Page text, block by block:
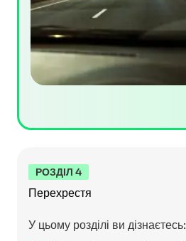
РОЗДІЛ 4
Перехрестя
У цьому розділі ви дізнаєтесь: